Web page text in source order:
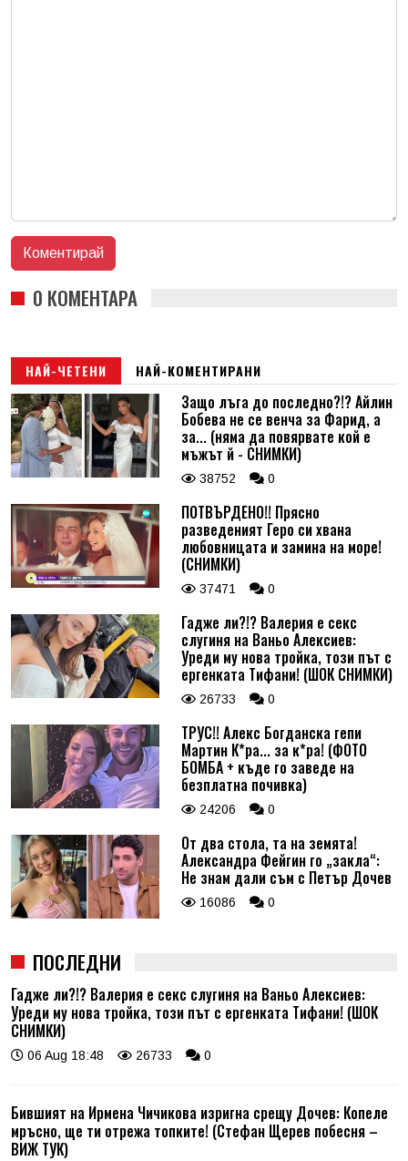
0 КОМЕНТАРА
НАЙ-ЧЕТЕНИ НАЙ-КОМЕНТИРАНИ
Защо лъга до последно?!? Айлин
Бобева не се венча за Фарид, а
за... (няма да повярвате кой е
мъжът й - СНИМКИ)
38752 0
ПОТВЪРДЕНО!! Прясно
разведеният Геро си хвана
любовницата и замина на море!
(СНИМКИ)
37471 0
Гадже ли?!? Валерия е секс
слугиня на Ваньо Алексиев:
Уреди му нова тройка, този път с
ергенката Тифани! (ШОК СНИМКИ)
26733 0
ТРУС!! Алекс Богданска гепи
Мартин К*ра... за к*ра! (ФОТО
БОМБА + къде го заведе на
безплатна почивка)
24206 0
От два стола, та на земята!
Александра Фейгин го „закла“:
Не знам дали съм с Петър Дочев
16086 0
ПОСЛЕДНИ
Гадже ли?!? Валерия е секс слугиня на Ваньо Алексиев:
Уреди му нова тройка, този път с ергенката Тифани! (ШОК
СНИМКИ)
06 Aug 18:48 26733 0
Бившият на Ирмена Чичикова изригна срещу Дочев: Копеле
мръсно, ще ти отрежа топките! (Стефан Щерев побесня –
ВИЖ ТУК)